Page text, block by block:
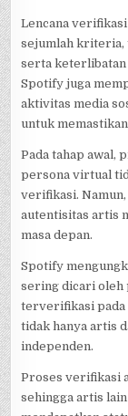
Lencana
sejumlah kriteria,
serta keterlibatan
Spotify juga
aktivitas media
untuk
Pada tahap awal,
persona virtual
verifikasi.
autentisitas artis
masa depan.
Spotify
sering dicari oleh
terverifikasi pada
tidak hanya artis
independen.
Proses verifikasi
sehingga artis